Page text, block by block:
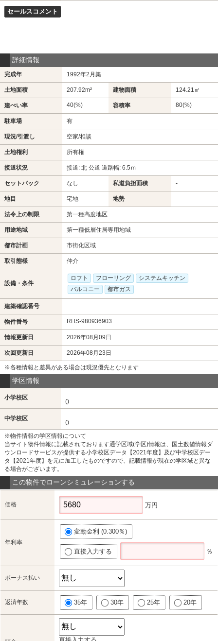
セールスコメント
詳細情報
完成年 1992年2月築
土地面積 207.92m² 建物面積 124.21㎡
建ぺい率 40(%) 容積率 80(%)
駐車場 有
現況/引渡し 空家/相談
土地権利 所有権
接道状況 接道: 北 公道 道路幅: 6.5ｍ
セットバック なし 私道負担面積 -
地目 宅地 地勢
法令上の制限 第一種高度地区
用途地域 第一種低層住居専用地域
都市計画 市街化区域
取引態様 仲介
設備・条件
ロフト フローリング
システムキッチン
バルコニー
都市ガス
建築確認番号
物件番号 RHS-980936903
情報更新日 2026年08月09日
次回更新日 2026年08月23日
※各種情報と差異がある場合は現況優先となります
学区情報
小学校区
()
中学校区
()
※物件情報の学区情報について
当サイト物件情報に記載されております通学区域(学区)情報は、国土数値情報ダ
ウンロードサービスが提供する小学校区データ【2021年度】及び中学校区デー
タ【2021年度】を元に加工したものですので、記載情報が現在の学区域と異な
る場合がございます。
この物件でローンシミュレーションする
価格 万円
年利率
変動金利 (0.300％)
直接入力する ％
ボーナス払い
返済年数 35年 30年 25年 20年